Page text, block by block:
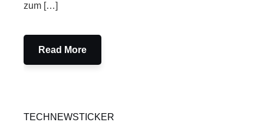
zum […]
Read More
TECHNEWSTICKER